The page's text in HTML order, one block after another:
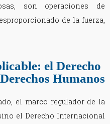
son operaciones de
de la fuerza,
el Derecho
Humanos
el marco regulador de la
el Derecho Internacional